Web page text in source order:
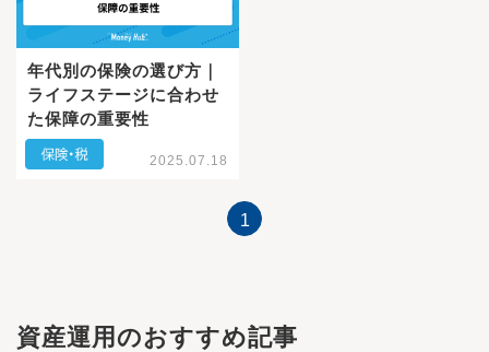
年代別の保険の選び方｜
ライフステージに合わせ
た保障の重要性
2025.07.18
1
資産運用のおすすめ記事